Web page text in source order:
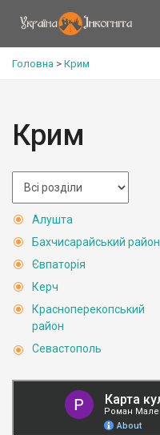
Головна > Крим
Крим
Алушта
Бахчисарайський район
Євпаторія
Керч
Красноперекопський
район
Севастополь